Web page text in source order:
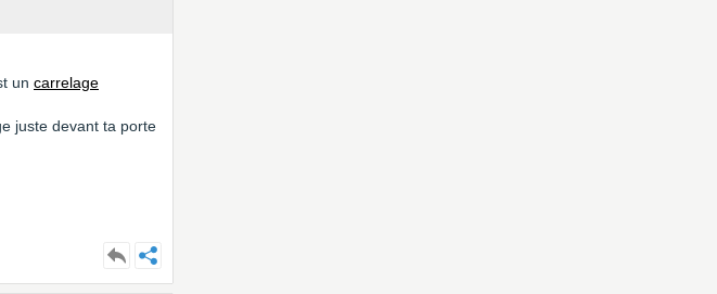
un carrelage
juste devant ta porte